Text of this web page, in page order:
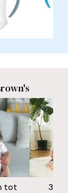
tot
360